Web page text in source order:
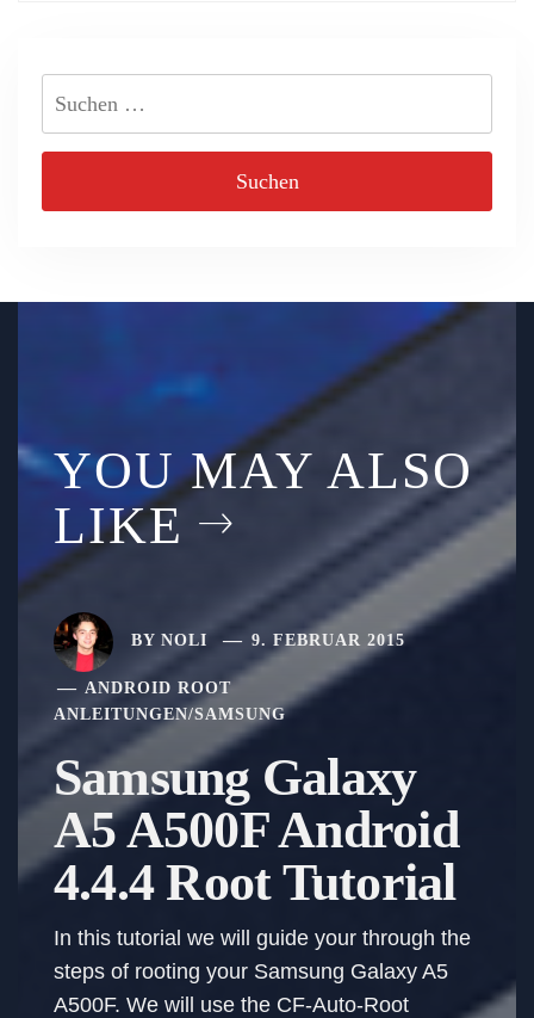
YOU MAY ALSO
LIKE
BY NOLI 9. FEBRUAR 2015
ANDROID ROOT
ANLEITUNGEN/SAMSUNG
Samsung Galaxy
A5 A500F Android
4.4.4 Root Tutorial
In this tutorial we will guide your through the
steps of rooting your Samsung Galaxy A5
A500F. We will use the CF-Auto-Root